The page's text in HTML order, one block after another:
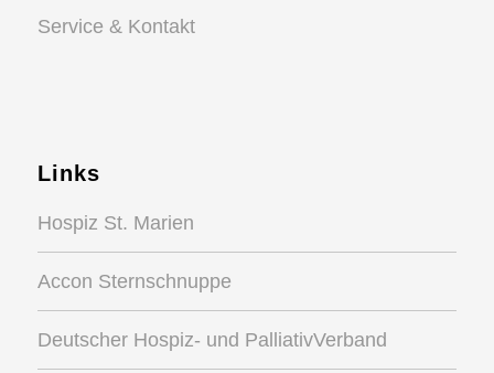
Service & Kontakt
Links
Hospiz St. Marien
Accon Sternschnuppe
Deutscher Hospiz- und PalliativVerband